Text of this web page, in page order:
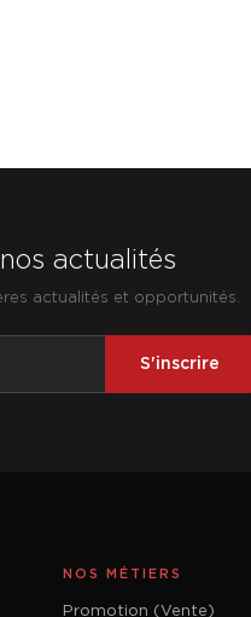
actualités
actualités et opportunités.
S'inscrire
NOS MÉTIERS
Promotion (Vente)